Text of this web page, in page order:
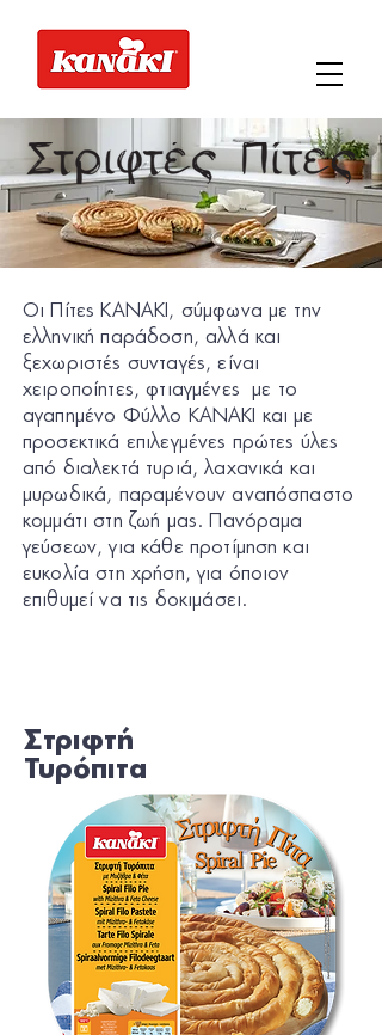
Οι Πίτες ΚΑΝΑΚΙ, σύμφωνα με την
ελληνική παράδοση, αλλά και
ξεχωριστές συνταγές, είναι
χειροποίητες, φτιαγμένες με το
αγαπημένο Φύλλο ΚΑΝΑΚΙ και με
προσεκτικά επιλεγμένες πρώτες ύλες
από διαλεκτά τυριά, λαχανικά και
μυρωδικά, παραμένουν αναπόσπαστο
κομμάτι στη ζωή μας. Πανόραμα
γεύσεων, για κάθε προτίμηση και
ευκολία στη χρήση, για όποιον
επιθυμεί να τις δοκιμάσει.
Στριφτή
Τυρόπιτα